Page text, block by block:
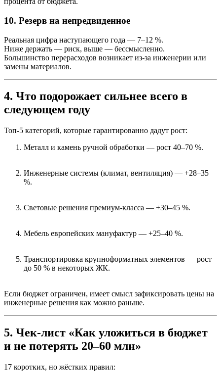
10. Резерв на непредвиденное
Реальная цифра наступающего года — 7–12 %.
Ниже держать — риск, выше — бессмысленно.
Большинство перерасходов возникает из-за инженерии или
замены материалов.
4. Что подорожает сильнее всего в
следующем году
Топ-5 категорий, которые гарантированно дадут рост:
Металл и камень ручной обработки — рост 40–70 %.
Инженерные системы (климат, вентиляция) — +28–35
%.
Световые решения премиум-класса — +30–45 %.
Мебель европейских мануфактур — +25–40 %.
Транспортировка крупноформатных элементов — рост
до 50 % в некоторых ЖК.
Если бюджет ограничен, имеет смысл зафиксировать цены на
инженерные решения как можно раньше.
5. Чек-лист «Как уложиться в бюджет
и не потерять 20–60 млн»
17 коротких, но жёстких правил: